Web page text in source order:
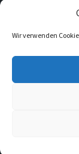
Wir verwenden
Cookie-